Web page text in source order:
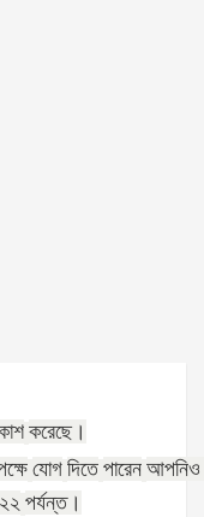
করেছে।
যোগ দিতে পারেন
পর্যন্ত।